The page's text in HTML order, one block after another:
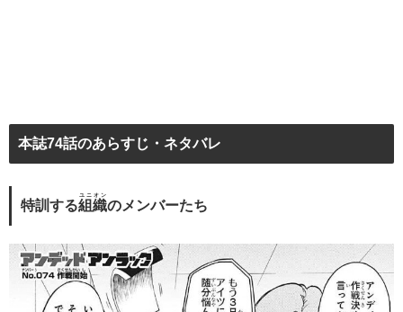
本誌74話のあらすじ・ネタバレ
特訓する組織
ユニオン
のメンバーたち